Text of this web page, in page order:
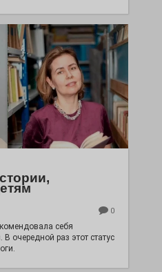
0
себя
очередной раз этот статус